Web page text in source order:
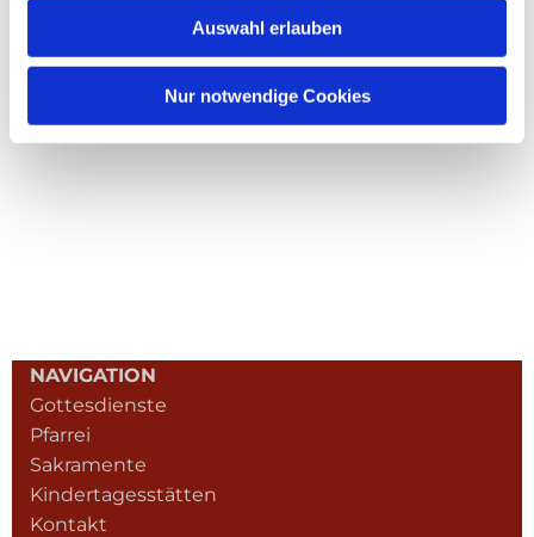
Auswahl erlauben
Nur notwendige Cookies
NAVIGATION
Gottesdienste
Pfarrei
Sakramente
Kindertagesstätten
Kontakt